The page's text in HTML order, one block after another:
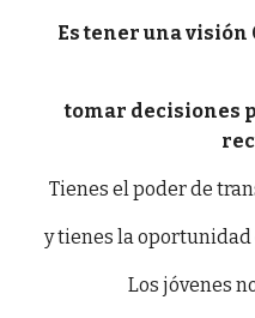
Es tener una visión
tomar decisiones
Tienes el poder de
y tienes la oportunidad
Los jóvenes